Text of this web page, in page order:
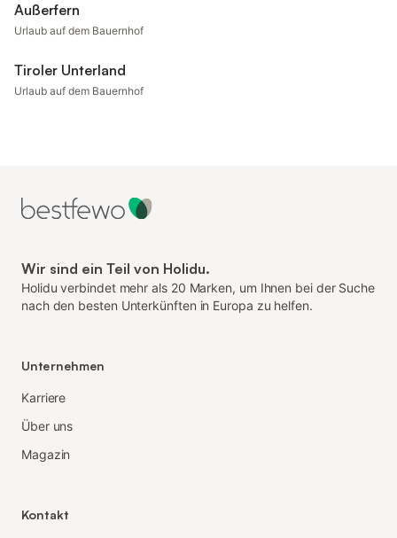
Außerfern
Urlaub auf dem Bauernhof
Tiroler Unterland
Urlaub auf dem Bauernhof
Wir sind ein Teil von Holidu.
Holidu verbindet mehr als 20 Marken, um Ihnen bei der Suche
nach den besten Unterkünften in Europa zu helfen.
Unternehmen
Karriere
Über uns
Magazin
Kontakt